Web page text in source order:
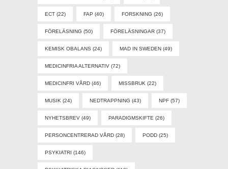
ECT (22) FAP (40) FORSKNING (26)
FÖRELÄSNING (50) FÖRELÄSNINGAR (37)
KEMISK OBALANS (24) MAD IN SWEDEN (49)
MEDICINFRIA ALTERNATIV (72)
MEDICINFRI VÅRD (46) MISSBRUK (22)
MUSIK (24) NEDTRAPPNING (43) NPF (57)
NYHETSBREV (49) PARADIGMSKIFTE (26)
PERSONCENTRERAD VÅRD (28) PODD (25)
PSYKIATRI (146)